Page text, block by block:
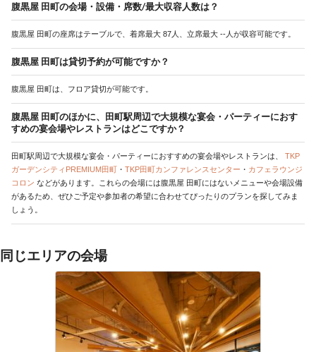
腹黒屋 田町の会場・設備・席数/最大収容人数は？
腹黒屋 田町の座席はテーブルで、着席最大 87人、立席最大 --人が収容可能です。
腹黒屋 田町は貸切予約が可能ですか？
腹黒屋 田町は、フロア貸切が可能です。
腹黒屋 田町のほかに、田町駅周辺で大規模な宴会・パーティーにおす
すめの宴会場やレストランはどこですか？
田町駅周辺で大規模な宴会・パーティーにおすすめの宴会場やレストランは、 TKP
ガーデンシティPREMIUM田町 ・ TKP田町カンファレンスセンター ・ カフェラウンジ
コロン などがあります。これらの会場には腹黒屋 田町にはないメニューや会場設備
があるため、ぜひご予定や参加者の希望に合わせてぴったりのプランを探してみま
しょう。
同じエリアの会場